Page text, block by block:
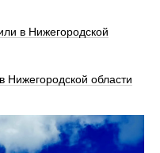
в Нижегородской
Нижегородской области